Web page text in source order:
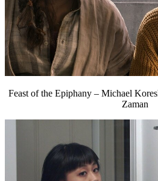
Feast of the Epiphany – Michael
Zaman